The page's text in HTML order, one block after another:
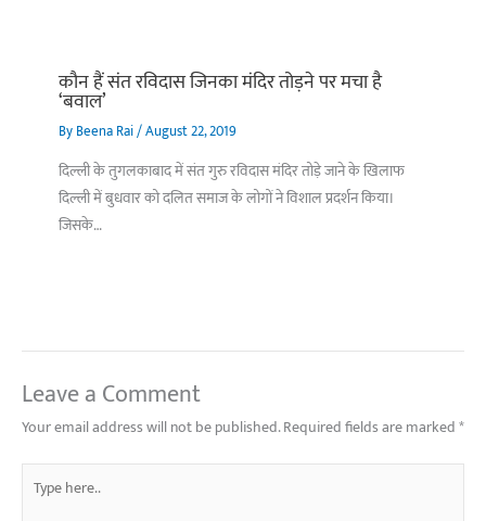
कौन हैं संत रविदास जिनका मंदिर तोड़ने पर मचा है
‘बवाल’
ByBeena Rai/August 22, 2019
दिल्ली के तुगलकाबाद में संत गुरु रविदास मंदिर तोड़े जाने के खिलाफ
दिल्ली में बुधवार को दलित समाज के लोगों ने विशाल प्रदर्शन किया।
जिसके…
Leave a Comment
Your email address will not be published.Required fields are marked*
here..